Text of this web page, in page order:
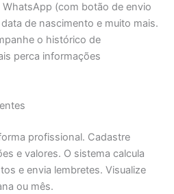
(com botão de envio
de nascimento e muito mais.
o histórico de
perca informações
profissional. Cadastre
e valores. O sistema calcula
e envia lembretes. Visualize
ou mês.